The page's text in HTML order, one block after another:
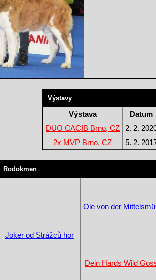
Výstavy
Výstava Datum
DUO CACIB Brno, CZ
2. 2.
2x MVP Brno, CZ
5. 2.
Rodokmen
Joker od Strážců hor
Ole von der
Dein Hards Wild